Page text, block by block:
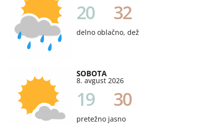
20 32
delno oblačno, dež
SOBOTA
8. avgust 2026
19 30
pretežno jasno